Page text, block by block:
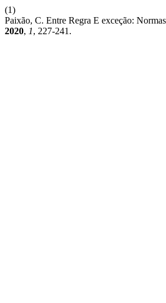
(1)
Paixão, C. Entre Regra E exceção:
2020, 1, 227-241.